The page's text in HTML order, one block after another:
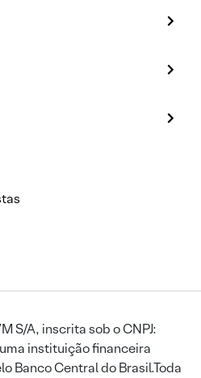
S/A, inscrita sob o CNPJ:
instituição financeira
Banco Central do Brasil.Toda